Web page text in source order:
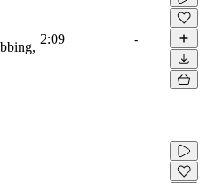
2:09 -